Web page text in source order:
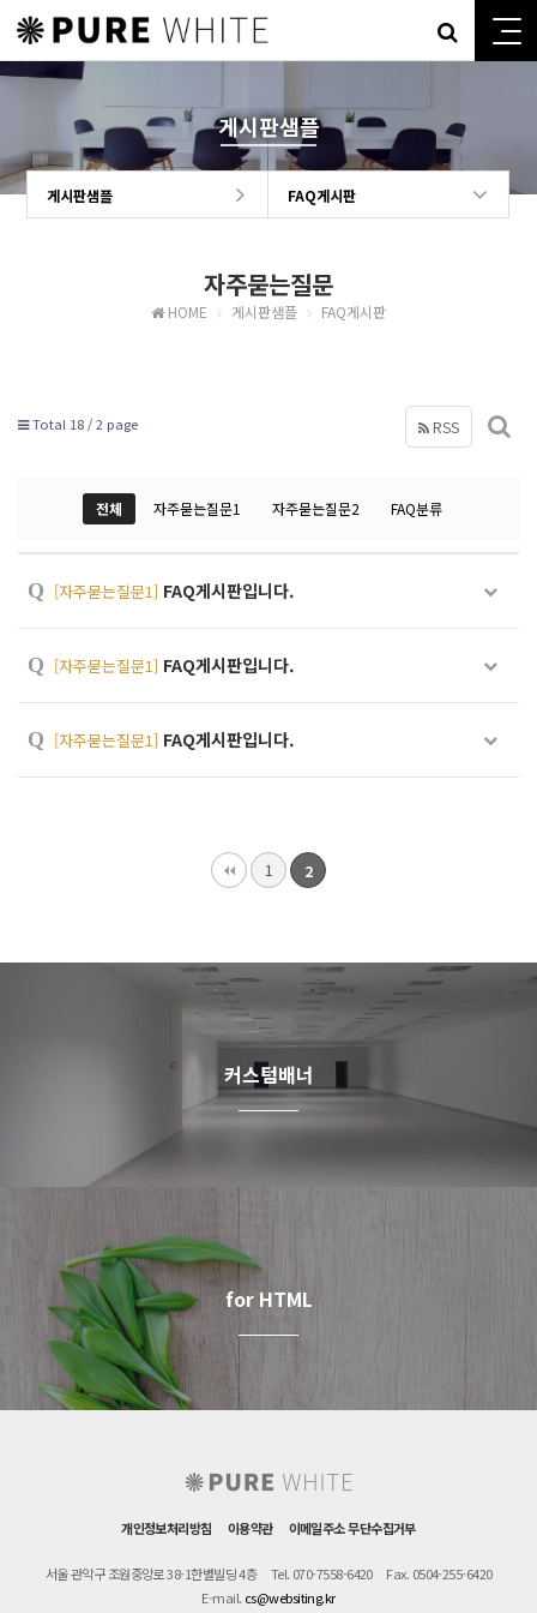
게시판샘플
게시판샘플 FAQ게시판
자주묻는질문
HOME 게시판샘플 FAQ게시판
Total 18 /2 page RSS
전체 자주묻는질문1 자주묻는질문2 FAQ분류
Q [자주묻는질문1] FAQ게시판입니다.
Q [자주묻는질문1] FAQ게시판입니다.
Q [자주묻는질문1] FAQ게시판입니다.
1 2
커스텀배너
for HTML
개인정보처리방침 이용약관 이메일주소 무단수집거부
서울 관악구 조원중앙로 38-1한별빌딩 4층 Tel. 070-7558-6420
Fax. 0504-255-6420
E-mail. cs@websiting.kr